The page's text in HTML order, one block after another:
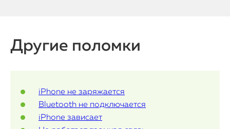
Другие поломки
iPhone не заряжается
Bluetooth не подключается
iPhone зависает